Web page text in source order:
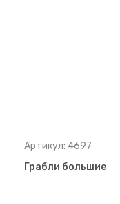
Артикул: 4697
Грабли большие